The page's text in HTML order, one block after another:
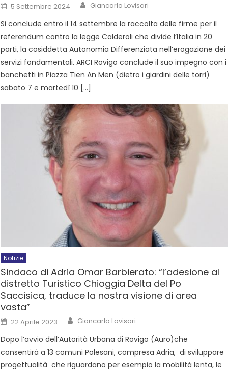
5 Settembre 2024 Giancarlo Lovisari
Si conclude entro il 14 settembre la raccolta delle firme per il
referendum contro la legge Calderoli che divide l’Italia in 20
parti, la cosiddetta Autonomia Differenziata nell’erogazione dei
servizi fondamentali. ARCI Rovigo conclude il suo impegno con i
banchetti in Piazza Tien An Men (dietro i giardini delle torri)
sabato 7 e martedì 10 […]
Notizie
Sindaco di Adria Omar Barbierato: “l’adesione al
distretto Turistico Chioggia Delta del Po
Saccisica, traduce la nostra visione di area
vasta”
22 Aprile 2023 Giancarlo Lovisari
Dopo l’avvio dell’Autorità Urbana di Rovigo (Auro)che
consentirà a 13 comuni Polesani, compresa Adria, di sviluppare
progettualità che riguardano per esempio la mobilità lenta, le